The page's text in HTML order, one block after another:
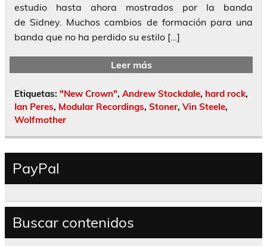
estudio hasta ahora mostrados por la banda
de Sidney. Muchos cambios de formación para una
banda que no ha perdido su estilo […]
Leer más
Etiquetas: "New Crown", Andrew Stockdale, hard rock,
Ian Peres, Modular Recordings, Stoner, Vin Steele,
Wolfmother
PayPal
Buscar contenidos